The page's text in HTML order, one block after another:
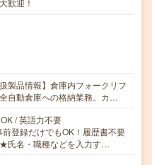
歓迎！
製品情報】倉庫内フォークリフ
自動倉庫への格納業務。カ…
/ 英語力不要
登録だけでもOK！履歴書不要
氏名・職種などを入力す…